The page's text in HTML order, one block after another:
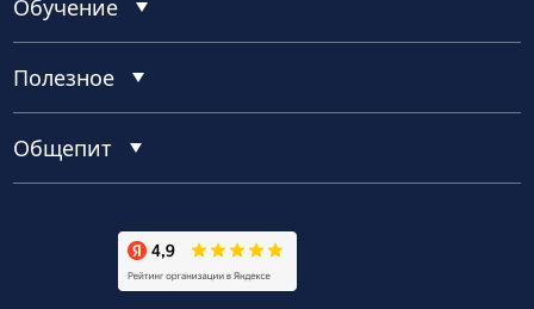
Обучение
Полезное
Общепит